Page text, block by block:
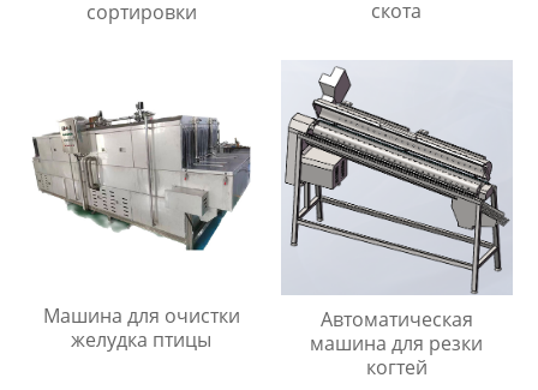
сортировки
скота
Машина для очистки
желудка птицы
Автоматическая
машина для резки
когтей